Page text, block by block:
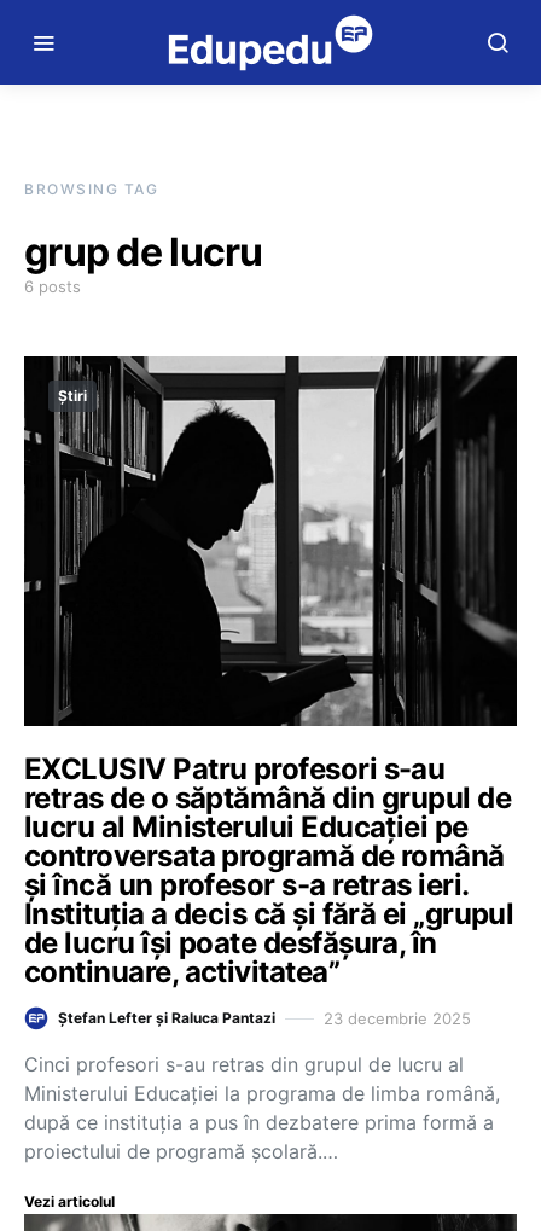
BROWSING TAG
grup de lucru
6 posts
Știri
EXCLUSIV Patru profesori s-au
retras de o săptămână din grupul de
lucru al Ministerului Educației pe
controversata programă de română
și încă un profesor s-a retras ieri.
Instituția a decis că și fără ei „grupul
de lucru își poate desfășura, în
continuare, activitatea”
Ștefan Lefter și Raluca Pantazi 23 decembrie 2025
Cinci profesori s-au retras din grupul de lucru al
Ministerului Educației la programa de limba română,
după ce instituția a pus în dezbatere prima formă a
proiectului de programă școlară.…
Vezi articolul